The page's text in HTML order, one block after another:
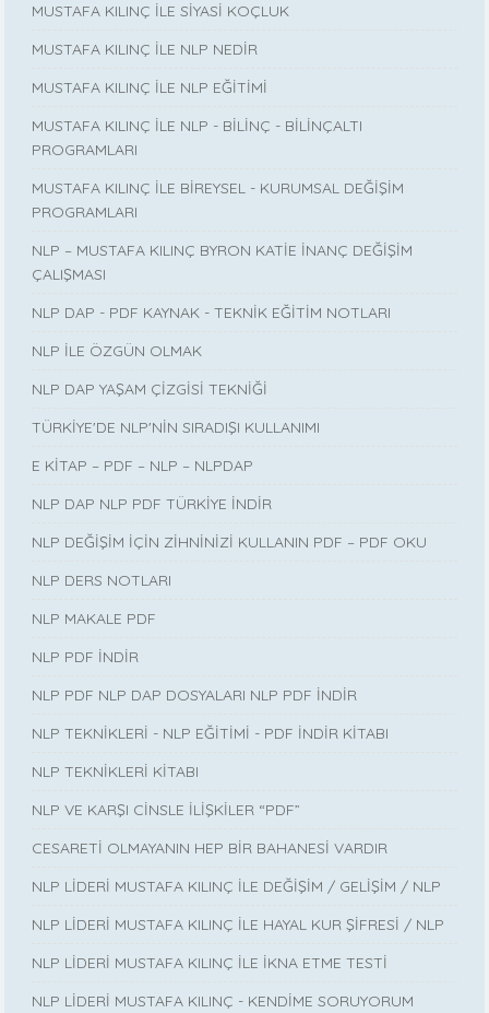
MUSTAFA KILINÇ İLE SİYASİ KOÇLUK
MUSTAFA KILINÇ İLE NLP NEDİR
MUSTAFA KILINÇ İLE NLP EĞİTİMİ
MUSTAFA KILINÇ İLE NLP - BİLİNÇ - BİLİNÇALTI
PROGRAMLARI
MUSTAFA KILINÇ İLE BİREYSEL - KURUMSAL DEĞİŞİM
PROGRAMLARI
NLP – MUSTAFA KILINÇ BYRON KATİE İNANÇ DEĞİŞİM
ÇALIŞMASI
NLP DAP - PDF KAYNAK - TEKNİK EĞİTİM NOTLARI
NLP İLE ÖZGÜN OLMAK
NLP DAP YAŞAM ÇİZGİSİ TEKNİĞİ
TÜRKİYE'DE NLP'NİN SIRADIŞI KULLANIMI
E KİTAP – PDF – NLP – NLPDAP
NLP DAP NLP PDF TÜRKİYE İNDİR
NLP DEĞİŞİM İÇİN ZİHNİNİZİ KULLANIN PDF – PDF OKU
NLP DERS NOTLARI
NLP MAKALE PDF
NLP PDF İNDİR
NLP PDF NLP DAP DOSYALARI NLP PDF İNDİR
NLP TEKNİKLERİ - NLP EĞİTİMİ - PDF İNDİR KİTABI
NLP TEKNİKLERİ KİTABI
NLP VE KARŞI CİNSLE İLİŞKİLER “PDF”
CESARETİ OLMAYANIN HEP BİR BAHANESİ VARDIR
NLP LİDERİ MUSTAFA KILINÇ İLE DEĞİŞİM / GELİŞİM / NLP
NLP LİDERİ MUSTAFA KILINÇ İLE HAYAL KUR ŞİFRESİ / NLP
NLP LİDERİ MUSTAFA KILINÇ İLE İKNA ETME TESTİ
NLP LİDERİ MUSTAFA KILINÇ - KENDİME SORUYORUM